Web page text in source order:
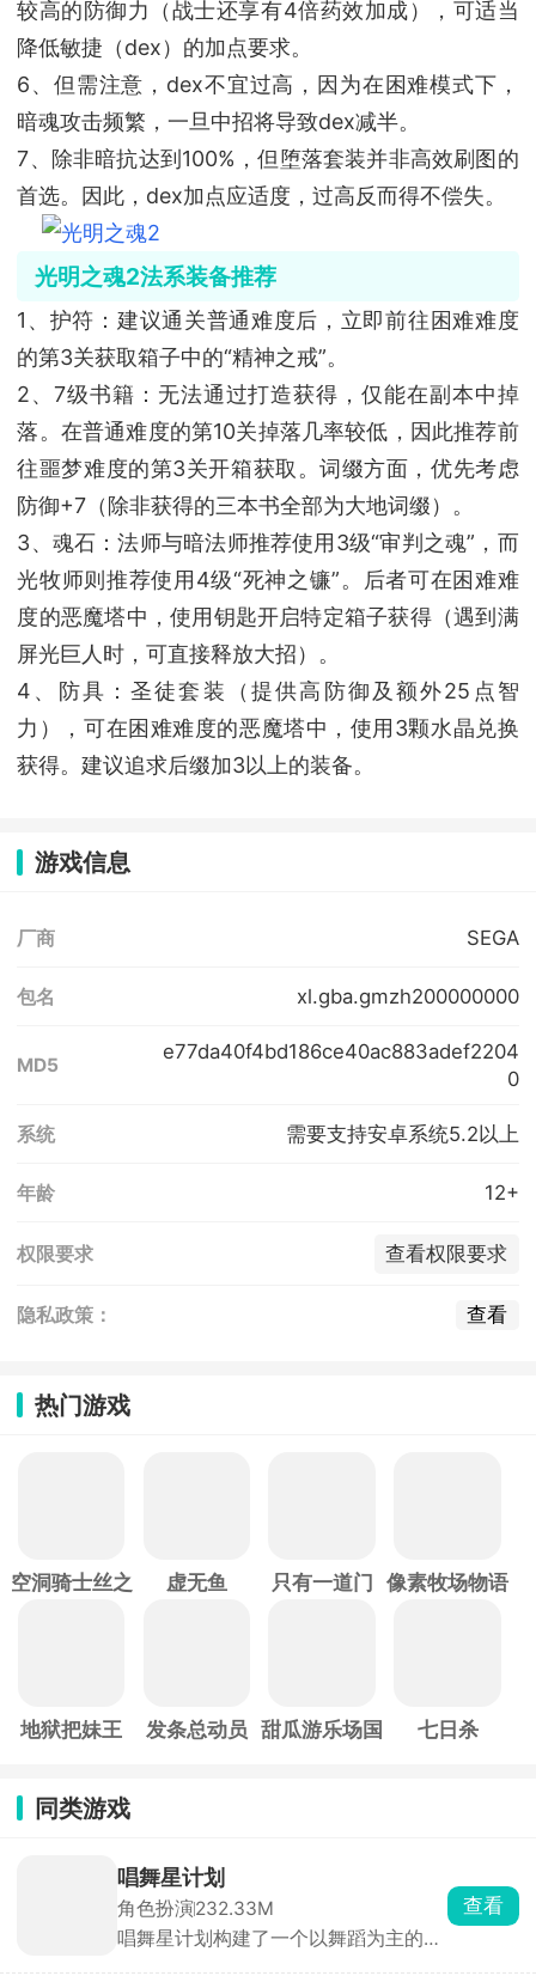
较高的防御力（战士还享有4倍药效加成），可适当
降低敏捷（dex）的加点要求。
6、但需注意，dex不宜过高，因为在困难模式下，
暗魂攻击频繁，一旦中招将导致dex减半。
7、除非暗抗达到100%，但堕落套装并非高效刷图的
首选。因此，dex加点应适度，过高反而得不偿失。
光明之魂2法系装备推荐
1、护符：建议通关普通难度后，立即前往困难难度
的第3关获取箱子中的“精神之戒”。
2、7级书籍：无法通过打造获得，仅能在副本中掉
落。在普通难度的第10关掉落几率较低，因此推荐前
往噩梦难度的第3关开箱获取。词缀方面，优先考虑
防御+7（除非获得的三本书全部为大地词缀）。
3、魂石：法师与暗法师推荐使用3级“审判之魂”，而
光牧师则推荐使用4级“死神之镰”。后者可在困难难
度的恶魔塔中，使用钥匙开启特定箱子获得（遇到满
屏光巨人时，可直接释放大招）。
4、防具：圣徒套装（提供高防御及额外25点智
力），可在困难难度的恶魔塔中，使用3颗水晶兑换
获得。建议追求后缀加3以上的装备。
游戏信息
厂商 SEGA
包名 xl.gba.gmzh200000000
MD5
e77da40f4bd186ce40ac883adef2204
0
系统 需要支持安卓系统5.2以上
年龄 12+
权限要求 查看权限要求
隐私政策： 查看
热门游戏
空洞骑士丝之
虚无鱼 只有一道门 像素牧场物语
地狱把妹王 发条总动员
甜瓜游乐场国
七日杀
同类游戏
唱舞星计划
角色扮演232.33M
唱舞星计划构建了一个以舞蹈为主的幻
查看